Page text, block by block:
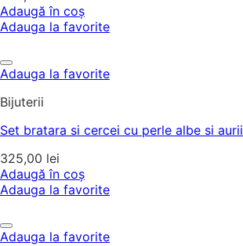
Adaugă în coș
Adauga la favorite
Adauga la favorite
Bijuterii
Set bratara si cercei cu perle albe si aurii
325,00 lei
Adaugă în coș
Adauga la favorite
Adauga la favorite